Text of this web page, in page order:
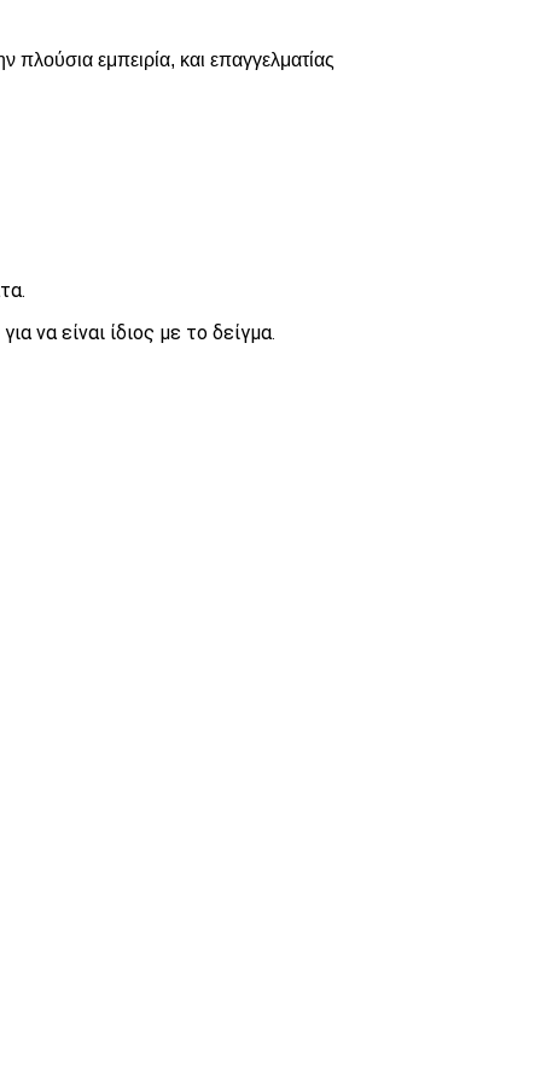
εμπειρία, και επαγγελματίας
να είναι ίδιος με το δείγμα